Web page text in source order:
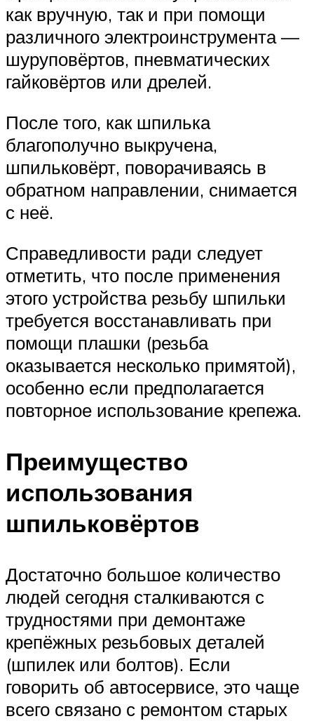
как вручную, так и при помощи
различного электроинструмента —
шуруповёртов, пневматических
гайковёртов или дрелей.
После того, как шпилька
благополучно выкручена,
шпильковёрт, поворачиваясь в
обратном направлении, снимается
с неё.
Справедливости ради следует
отметить, что после применения
этого устройства резьбу шпильки
требуется восстанавливать при
помощи плашки (резьба
оказывается несколько примятой),
особенно если предполагается
повторное использование крепежа.
Преимущество
использования
шпильковёртов
Достаточно большое количество
людей сегодня сталкиваются с
трудностями при демонтаже
крепёжных резьбовых деталей
(шпилек или болтов). Если
говорить об автосервисе, это чаще
всего связано с ремонтом старых